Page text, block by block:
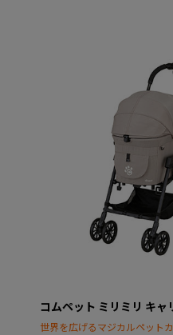
コムペット ミリミリ キャ
世界を広げるマジカルペット